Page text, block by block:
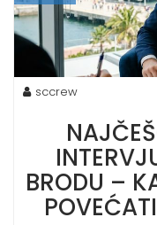
sccrew
BRODU –